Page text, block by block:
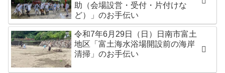
助（会場設営・受付・片付けな
ど）」のお手伝い
令和7年6月29日（日）日南市富土
地区「富土海水浴場開設前の海岸
清掃」のお手伝い